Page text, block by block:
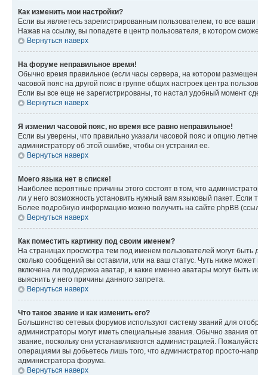
Как изменить мои настройки?
Если вы являетесь зарегистрированным пользователем, то все
Нажав на ссылку, вы попадете в центр пользователя, в котором
Вернуться наверх
На форуме неправильное время!
Обычно время правильное (если часы сервера, на котором
часовой пояс на другой пояс в группе общих настроек центра
Если вы все еще не зарегистрированы, то настал удобный момент
Вернуться наверх
Я изменил часовой пояс, но время все равно неправильное!
Если вы уверены, что правильно указали часовой пояс и опцию
администратору об этой ошибке, чтобы он устранил ее.
Вернуться наверх
Моего языка нет в списке!
Наиболее вероятные причины этого состоят в том, что
ли у него возможность установить нужный вам языковый пакет.
Более подробную информацию можно получить на сайте phpBB
Вернуться наверх
Как поместить картинку под своим именем?
На страницах просмотра тем под именем пользователей могут быть
сколько сообщений вы оставили, или на ваш статус. Чуть ниже
включена ли поддержка аватар, и какие именно аватары могут
выяснить у него причины данного запрета.
Вернуться наверх
Что такое звание и как изменить его?
Большинство сетевых форумов используют систему званий для
администраторы могут иметь специальные звания. Обычно звания
звание, поскольку они устанавливаются администрацией.
операциями вы добьетесь лишь того, что администратор просто-
администратора форума.
Вернуться наверх